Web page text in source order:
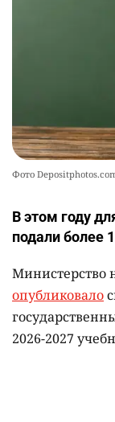
Фото
В этом году
подали более
Министерство
опубликовало
2026-2027